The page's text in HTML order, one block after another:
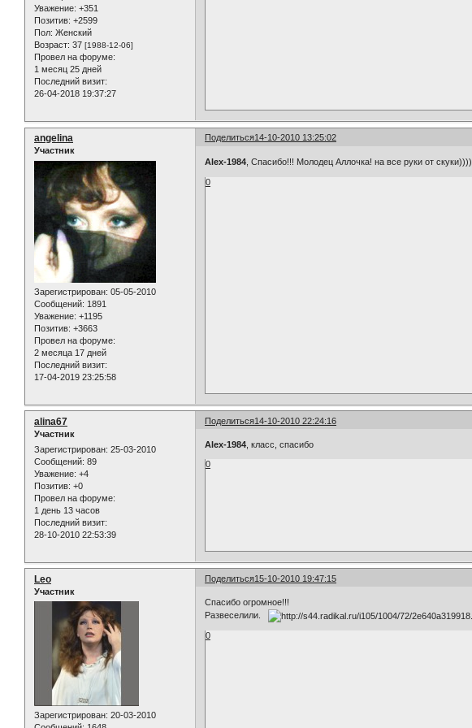
Уважение: +351
Позитив: +2599
Пол: Женский
Возраст: 37 [1988-12-06]
Провел на форуме:
1 месяц 25 дней
Последний визит:
26-04-2018 19:37:27
Поделиться14-10-2010 13:25:02
angelina
Участник
Зарегистрирован: 05-05-2010
Сообщений: 1891
Уважение: +1195
Позитив: +3663
Провел на форуме:
2 месяца 17 дней
Последний визит:
17-04-2019 23:25:58
Alex-1984 , Спасибо!!! Молодец Аллочка! на все руки от скуки))))
0
Поделиться14-10-2010 22:24:16
alina67
Участник
Зарегистрирован: 25-03-2010
Сообщений: 89
Уважение: +4
Позитив: +0
Провел на форуме:
1 день 13 часов
Последний визит:
28-10-2010 22:53:39
Alex-1984 , класс, спасибо
0
Поделиться15-10-2010 19:47:15
Leo
Участник
Зарегистрирован: 20-03-2010
Спасибо огромное!!!
Развеселили.
0